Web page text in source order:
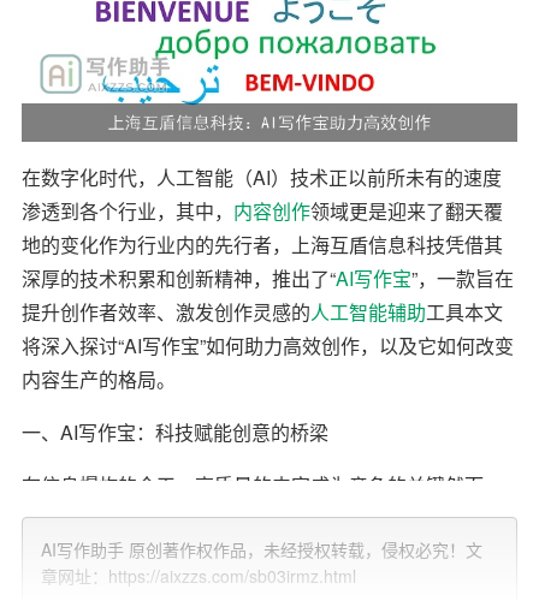
在数字化时代，人工智能（AI）技术正以前所未有的速度
渗透到各个行业，其中， 内容创作领域更是迎来了翻天覆
地的变化作为行业内的先行者，上海互盾信息科技凭借其
深厚的技术积累和创新精神，推出了“AI写作宝”，一款旨在
提升创作者效率、激发创作灵感的人工智能辅助工具本文
将深入探讨“AI写作宝”如何助力高效创作，以及它如何改变
内容生产的格局。
一、AI写作宝：科技赋能创意的桥梁
在信息爆炸的今天，高质量的内容成为竞争的关键然而，
从构思到成文，每一步都充满了挑战时间成本、信息筛
选、逻辑构建……这些都成为创作者不得不面对的现实问
题“AI写作宝”正是应运而生，它利用自然语言处理、机器学
AI写作助手 原创著作权作品，未经授权转载，侵权必究！文
章网址：https://aixzzs.com/sb03irmz.html